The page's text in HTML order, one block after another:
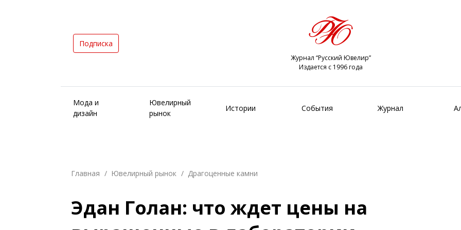
Подписка
Журнал “Русский Ювелир”
Издается с 1996 года
Мода и
дизайн
Ювелирный
рынок
Истории События Журнал
Главная Ювелирный рынок Драгоценные камни
Эдан Голан: что ждет цены на